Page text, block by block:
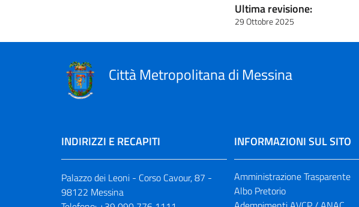
Ultima revisione:
29 Ottobre 2025
Città Metropolitana di Messina
INDIRIZZI E RECAPITI
Palazzo dei Leoni - Corso Cavour, 87 -
98122 Messina
INFORMAZIONI SUL SITO
Amministrazione Trasparente
Albo Pretorio